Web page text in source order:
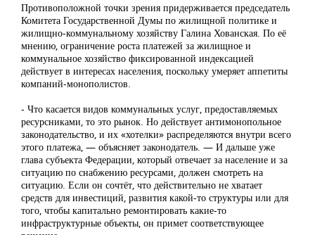
Противоположной точки зрения придерживается председатель
Комитета Государственной Думы по жилищной политике и
жилищно-коммунальному хозяйству Галина Хованская. По её
мнению, ограничение роста платежей за жилищное и
коммунальное хозяйство фиксированной индексацией
действует в интересах населения, поскольку умеряет аппетиты
компаний-монополистов.
- Что касается видов коммунальных услуг, предоставляемых
ресурсниками, то это рынок. Но действует антимонопольное
законодательство, и их «хотелки» распределяются внутри всего
этого платежа, — объясняет законодатель. — И дальше уже
глава субъекта Федерации, который отвечает за население и за
ситуацию по снабжению ресурсами, должен смотреть на
ситуацию. Если он сочтёт, что действительно не хватает
средств для инвестиций, развития какой-то структуры или для
того, чтобы капитально ремонтировать какие-то
инфраструктурные объекты, он примет соответствующее